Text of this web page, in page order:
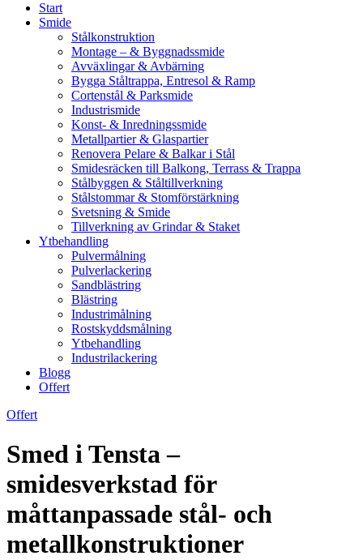
Start
Smide
Stålkonstruktion
Montage – & Byggnadssmide
Avväxlingar & Avbärning
Bygga Ståltrappa, Entresol & Ramp
Cortenstål & Parksmide
Industrismide
Konst- & Inredningssmide
Metallpartier & Glaspartier
Renovera Pelare & Balkar i Stål
Smidesräcken till Balkong, Terrass & Trappa
Stålbyggen & Ståltillverkning
Stålstommar & Stomförstärkning
Svetsning & Smide
Tillverkning av Grindar & Staket
Ytbehandling
Pulvermålning
Pulverlackering
Sandblästring
Blästring
Industrimålning
Rostskyddsmålning
Ytbehandling
Industrilackering
Blogg
Offert
Offert
Smed i Tensta –
smidesverkstad för
måttanpassade stål- och
metallkonstruktioner